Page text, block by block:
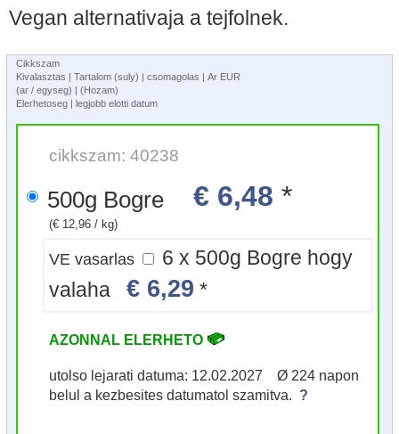
Vegan alternativaja a tejfolnek.
Cikkszam
Kivalasztas | Tartalom (suly) | csomagolas | Ar EUR
(ar / egyseg) | (Hozam)
Elerhetoseg | legjobb elotti datum
cikkszam: 40238
500g Bogre € 6,48 *
(€ 12,96 / kg)
VE vasarlas
6 x 500g Bogre hogy
valaha€ 6,29 *
AZONNAL ELERHETO
utolso lejarati datuma: 12.02.2027 Ø 224 napon
belul a kezbesites datumatol szamitva. ?